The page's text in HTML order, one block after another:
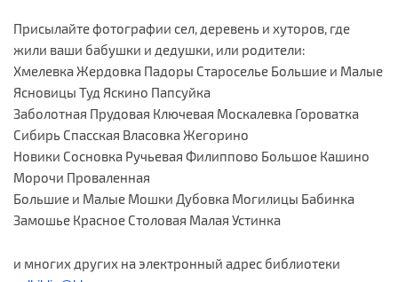
Присылайте фотографии сел, деревень и хуторов, где
жили ваши бабушки и дедушки, или родители:
Хмелевка Жердовка Падоры Староселье Большие и Малые
Ясновицы Туд Яскино Папсуйка
Заболотная Прудовая Ключевая Москалевка Гороватка
Сибирь Спасская Власовка Жегорино
Новики Сосновка Ручьевая Филиппово Большое Кашино
Морочи Проваленная
Большие и Малые Мошки Дубовка Могилицы Бабинка
Замошье Красное Столовая Малая Устинка
и многих других на электронный адрес библиотеки